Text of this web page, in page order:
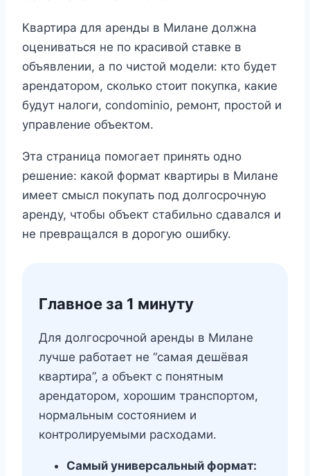
Квартира для аренды в Милане должна
оцениваться не по красивой ставке в
объявлении, а по чистой модели: кто будет
арендатором, сколько стоит покупка, какие
будут налоги, condominio, ремонт, простой и
управление объектом.
Эта страница помогает принять одно
решение: какой формат квартиры в Милане
имеет смысл покупать под долгосрочную
аренду, чтобы объект стабильно сдавался и
не превращался в дорогую ошибку.
Главное за 1 минуту
Для долгосрочной аренды в Милане
лучше работает не “самая дешёвая
квартира”, а объект с понятным
арендатором, хорошим транспортом,
нормальным состоянием и
контролируемыми расходами.
Самый универсальный формат: